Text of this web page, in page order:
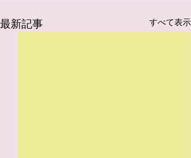
最新記事 すべて表示